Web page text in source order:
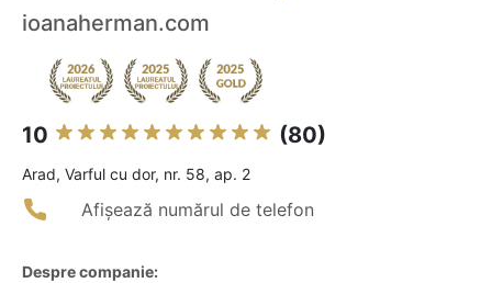
ioanaherman.com
10 (80)
Arad, Varful cu dor, nr. 58, ap. 2
Afișează numărul de telefon
Despre companie: